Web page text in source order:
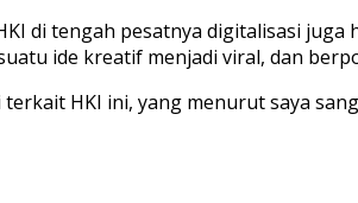
di tengah pesatnya digitalisasi
ide kreatif menjadi viral, dan
HKI ini, yang menurut saya